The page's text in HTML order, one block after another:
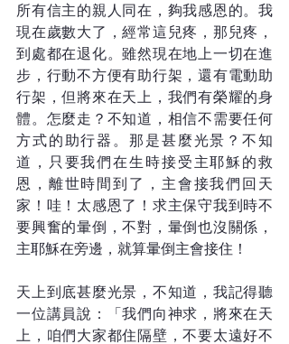
所有信主的親人同在，夠我感恩的。我
現在歲數大了，經常這兒疼，那兒疼，
到處都在退化。雖然現在地上一切在進
步，行動不方便有助行架，還有電動助
行架，但將來在天上，我們有榮耀的身
體。怎麼走？不知道，相信不需要任何
方式的助行器。那是甚麼光景？不知
道，只要我們在生時接受主耶穌的救
恩，離世時間到了，主會接我們回天
家！哇！太感恩了！求主保守我到時不
要興奮的暈倒，不對，暈倒也沒關係，
主耶穌在旁邊，就算暈倒主會接住！
天上到底甚麼光景，不知道，我記得聽
一位講員說：「我們向神求，將來在天
上，咱們大家都住隔壁，不要太遠好不